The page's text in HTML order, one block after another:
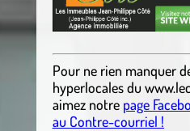
Pour ne rien manquer
hyperlocalesdu
aimez notre page
au Contre-courriel !